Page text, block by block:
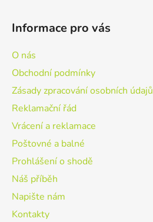
Informace pro vás
O nás
Obchodní podmínky
Zásady zpracování osobních údajů
Reklamační řád
Vrácení a reklamace
Poštovné a balné
Prohlášení o shodě
Náš příběh
Napište nám
Kontakty